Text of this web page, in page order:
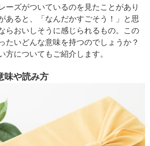
ーズがついているのを見たことがあり
あると、「なんだかすごそう！」と思
らおいしそうに感じられるもの。この
たいどんな意味を持つのでしょうか？
方についてもご紹介します。
味や読み方